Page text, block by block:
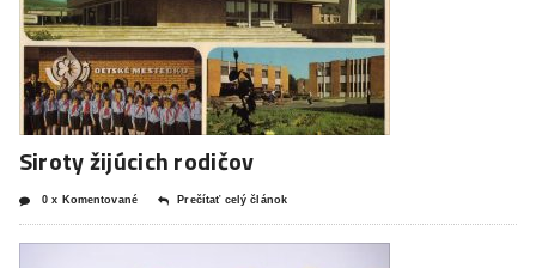
Siroty žijúcich rodičov
0 x Komentované Prečítať celý článok